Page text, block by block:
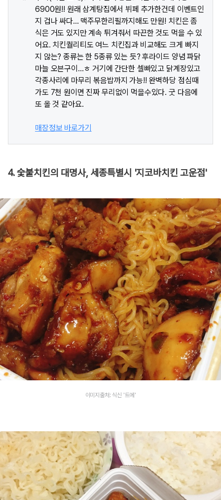
6900원!! 원래 삼계탕집에서 뷔페 추가한건데 이벤트인
지 겁나 싸다... 맥주무한리필까지해도 만원! 치킨은 좀
식은 거도 있지만 계속 튀겨줘서 따끈한 것도 먹을 수 있
어요. 치킨퀄리티도 여느 치킨집과 비교해도 크게 빠지
지 않는? 종류는 한 5종류 있는 듯? 후라이드 양념 파닭
마늘 오븐구이...ㅎ 거기에 간단한 셀빠있고 닭계장있고
각종사리에 마무리 볶음밥까지 가능!! 완벽하당 점심때
가도 7천 원이면 진짜 무리없이 먹을수있다. 굿 다음에
또 올 것 같아요.
매장정보 바로가기
4. 숯불치킨의 대명사, 세종특별시 '지코바치킨 고운점'
이미지출처: 식신 '트에'